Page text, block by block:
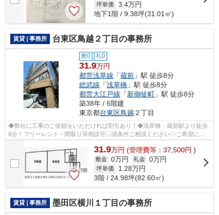
坪単価 3.4万円
地下1階 / 9.38坪(31.01㎡)
賃貸 | 事務所 台東区鳥越２丁目の事務所
敷0 礼0
31.9万円
都営浅草線 「蔵前 」駅 徒歩8分
総武線 「浅草橋 」駅 徒歩8分
都営大江戸線 「新御徒町 」駅 徒歩8分
築38年 / 6階建
東京都台東区鳥越 ２丁目
◆弊社に工事のご依頼をいただければ割引あり！◆浅草橋・蔵前駅より徒歩
8分！フリーレント・間取り等相談可◇諸条件ご相談ください◇ご希望に合
31.9万円 (管理費等：37,500円 )
敷金 0万円 礼金 0万円
坪単価 1.28万円
3階 / 24.98坪(82.60㎡)
賃貸 | 事務所 墨田区横川１丁目の事務所